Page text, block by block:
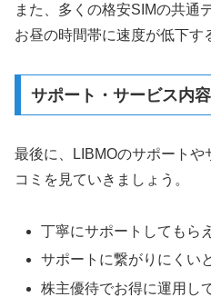
また、多くの格安SIMの共通
お昼の時間帯に速度が低下す
サポート・サービス内
最後に、LIBMOのサポートや
コミを見ていきましょう。
丁寧にサポートしてもら
サポートに繋がりにくい
株主優待でお得に運用し